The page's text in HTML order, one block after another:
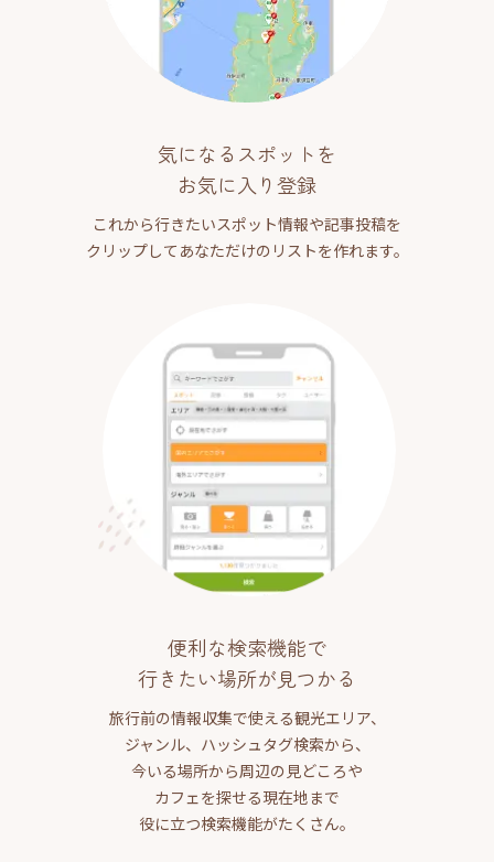
気になるスポットを
お気に入り登録
これから行きたいスポット情報や記事投稿を
クリップしてあなただけのリストを作れます。
便利な検索機能で
行きたい場所が見つかる
旅行前の情報収集で使える観光エリア、
ジャンル、ハッシュタグ検索から、
今いる場所から周辺の見どころや
カフェを探せる現在地まで
役に立つ検索機能がたくさん。